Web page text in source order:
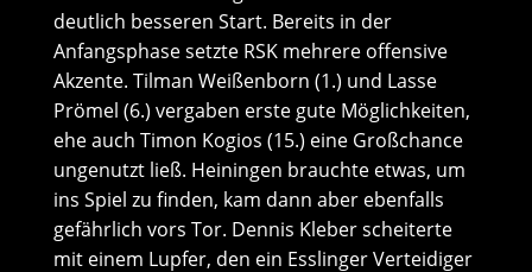
deutlich besseren Start. Bereits in der
Anfangsphase setzte RSK mehrere offensive
Akzente. Tilman Weißenborn (1.) und Lasse
Prömel (6.) vergaben erste gute Möglichkeiten,
ehe auch Timon Kogios (15.) eine Großchance
ungenutzt ließ. Heiningen brauchte etwas, um
ins Spiel zu finden, kam dann aber ebenfalls
gefährlich vors Tor. Dennis Kleber scheiterte
mit einem Lupfer, den ein Esslinger Verteidiger